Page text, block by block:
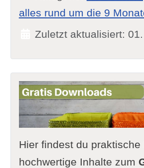
alles rund um die 9
Zuletzt aktualisiert:
Hier findest du praktische
hochwertige Inhalte zum